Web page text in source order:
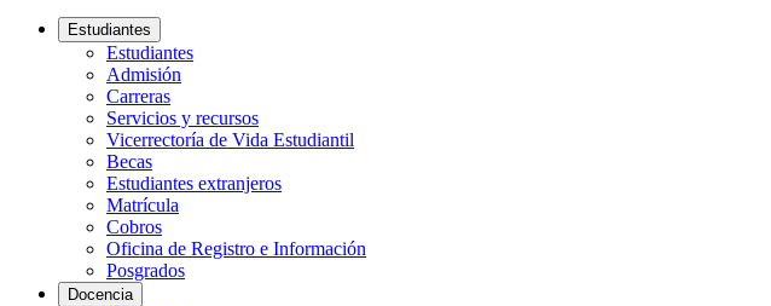
Estudiantes
Estudiantes
Admisión
Carreras
Servicios y recursos
Vicerrectoría de Vida Estudiantil
Becas
Estudiantes extranjeros
Matrícula
Cobros
Oficina de Registro e Información
Posgrados
Docencia